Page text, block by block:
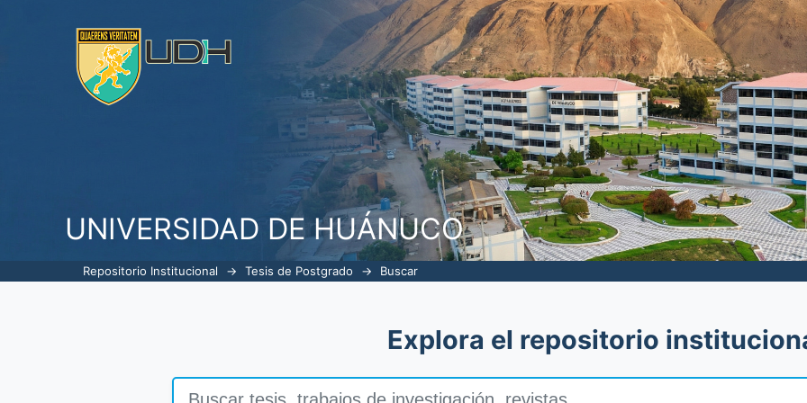
UNIVERSIDAD DE HUÁNUCO
Repositorio Institucional → Tesis de Postgrado → Buscar
Explora el repositorio